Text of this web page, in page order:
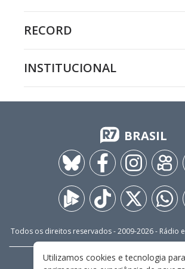
RECORD
INSTITUCIONAL
BRASIL
Todos os direitos reservados - 2009-2026- Rádio
FALE CONOSCO
Utilizamos cookies e tecnologia para